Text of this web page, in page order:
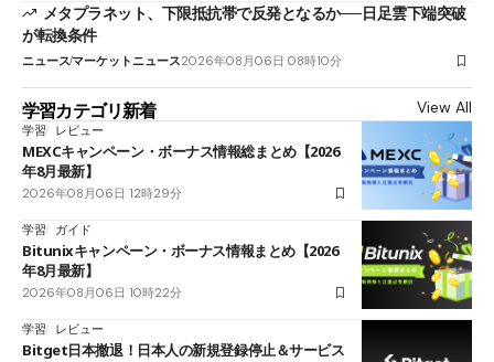
メタプラネット、下限抵抗帯で反発となるか──日足雲下端突破
が転換条件
ニュースマーケットニュース2026年08月06日 08時10分
学習カテゴリ新着 View All
学習 レビュー
MEXCキャンペーン・ボーナス情報総まとめ【2026
年8月最新】
2026年08月06日 12時29分
学習 ガイド
Bitunixキャンペーン・ボーナス情報まとめ【2026
年8月最新】
2026年08月06日 10時22分
学習 レビュー
Bitget日本撤退！日本人の新規登録停止＆サービス